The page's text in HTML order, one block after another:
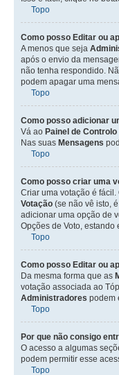
Topo
Como posso Editar ou
A menos que seja
após o envio da
não tenha respondido.
podem apagar uma
Topo
Como posso adicionar
Vá ao Painel de
Nas suas Mensagens
Topo
Como posso criar uma
Criar uma votação é
Votação (se não vê isto,
adicionar uma opção de
Opções de Voto,
Topo
Como posso Editar ou
Da mesma forma que as
votação associada ao
Administradores podem
Topo
Por que não consigo
O acesso a algumas
podem permitir esse
Topo